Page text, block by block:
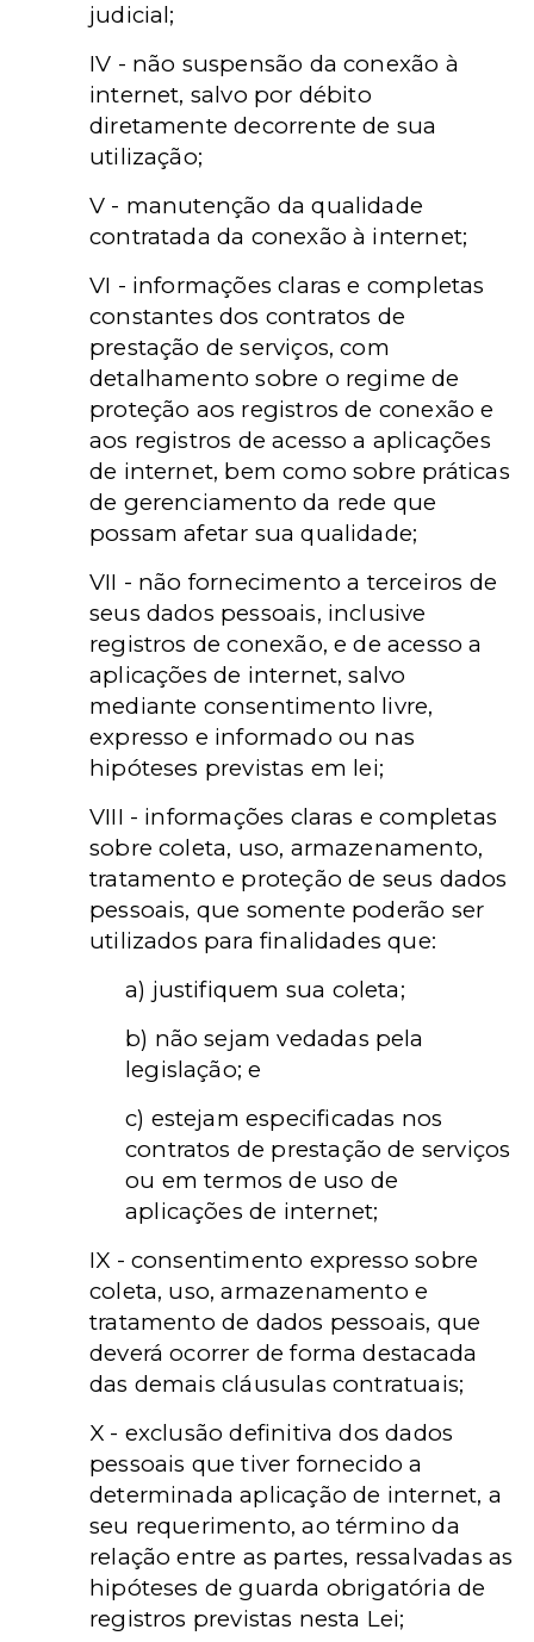
judicial;
IV - não suspensão da conexão à
internet, salvo por débito
diretamente decorrente de sua
utilização;
V - manutenção da qualidade
contratada da conexão à internet;
VI - informações claras e completas
constantes dos contratos de
prestação de serviços, com
detalhamento sobre o regime de
proteção aos registros de conexão e
aos registros de acesso a aplicações
de internet, bem como sobre práticas
de gerenciamento da rede que
possam afetar sua qualidade;
VII - não fornecimento a terceiros de
seus dados pessoais, inclusive
registros de conexão, e de acesso a
aplicações de internet, salvo
mediante consentimento livre,
expresso e informado ou nas
hipóteses previstas em lei;
VIII - informações claras e completas
sobre coleta, uso, armazenamento,
tratamento e proteção de seus dados
pessoais, que somente poderão ser
utilizados para finalidades que:
a) justifiquem sua coleta;
b) não sejam vedadas pela
legislação; e
c) estejam especificadas nos
contratos de prestação de serviços
ou em termos de uso de
aplicações de internet;
IX - consentimento expresso sobre
coleta, uso, armazenamento e
tratamento de dados pessoais, que
deverá ocorrer de forma destacada
das demais cláusulas contratuais;
X - exclusão definitiva dos dados
pessoais que tiver fornecido a
determinada aplicação de internet, a
seu requerimento, ao término da
relação entre as partes, ressalvadas as
hipóteses de guarda obrigatória de
registros previstas nesta Lei;